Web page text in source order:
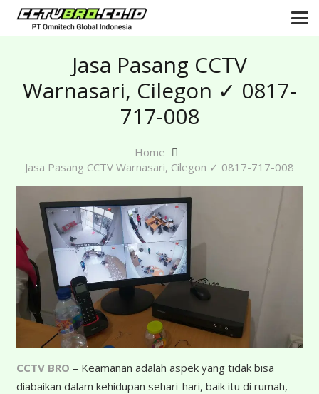
Jasa Pasang CCTV
Warnasari, Cilegon ✓ 0817-
717-008
Home
Jasa Pasang CCTV Warnasari, Cilegon ✓ 0817-717-008
CCTV BRO – Keamanan adalah aspek yang tidak bisa
diabaikan dalam kehidupan sehari-hari, baik itu di rumah,